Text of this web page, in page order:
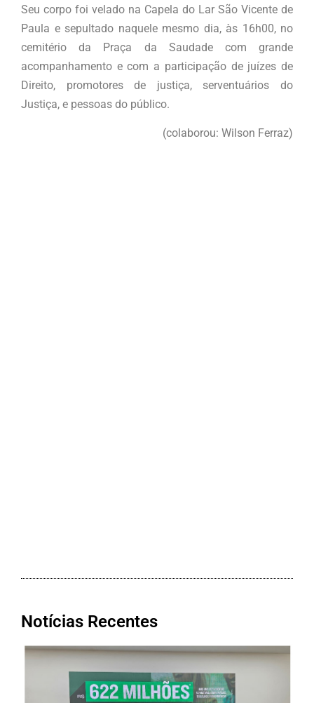
Seu corpo foi velado na Capela do Lar São Vicente de
Paula e sepultado naquele mesmo dia, às 16h00, no
cemitério da Praça da Saudade com grande
acompanhamento e com a participação de juízes de
Direito, promotores de justiça, serventuários do
Justiça, e pessoas do público.
(colaborou: Wilson Ferraz)
Notícias Recentes